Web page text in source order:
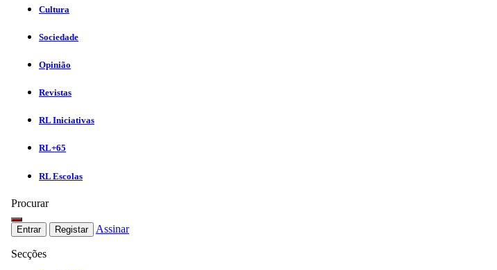
Cultura
Sociedade
Opinião
Revistas
RL Iniciativas
RL+65
RL Escolas
Procurar
Entrar Registar Assinar
Secções